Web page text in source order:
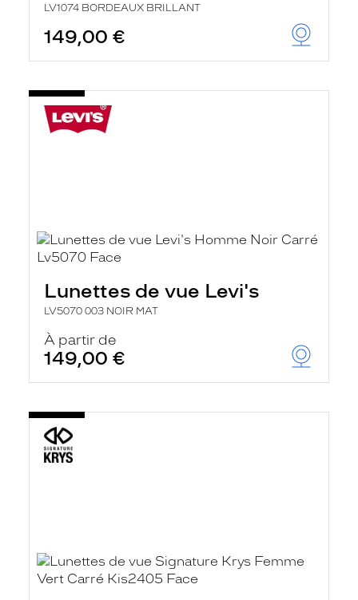
LV1074 BORDEAUX BRILLANT
149,00 €
Lunettes de vue Levi's
LV5070 003 NOIR MAT
À partir de
149,00 €